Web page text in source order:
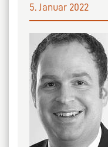
5. Januar 2022